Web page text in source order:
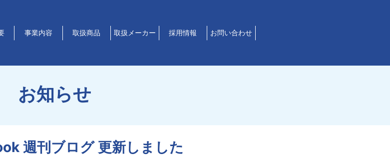
事業内容 取扱商品 取扱メーカー 採用情報 お問い合わせ
お知らせ
週刊ブログ 更新しました